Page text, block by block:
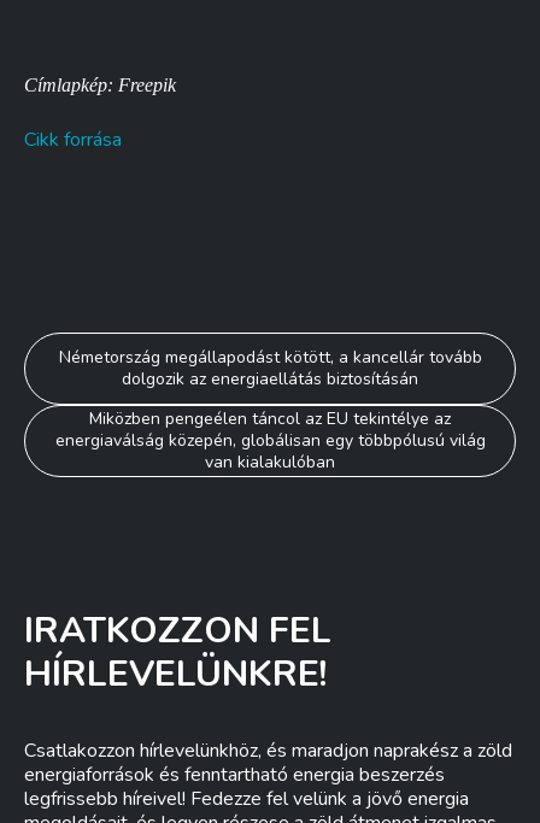
Címlapkép: Freepik
Cikk forrása
Bejegyzés
navigáció
Németország megállapodást kötött, a kancellár tovább
dolgozik az energiaellátás biztosításán
Miközben pengeélen táncol az EU tekintélye az
energiaválság közepén, globálisan egy többpólusú világ
van kialakulóban
IRATKOZZON FEL
HÍRLEVELÜNKRE!
Csatlakozzon hírlevelünkhöz, és maradjon naprakész a zöld
energiaforrások és fenntartható energia beszerzés
legfrissebb híreivel! Fedezze fel velünk a jövő energia